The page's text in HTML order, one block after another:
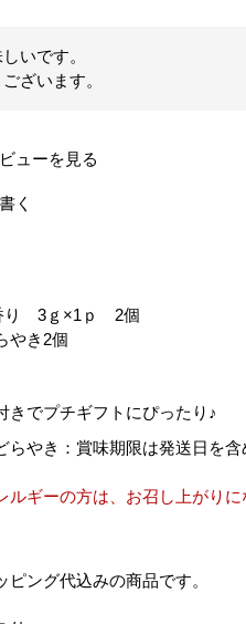
いです。
ざいます。
ューを見る
く
り 3ｇ×1ｐ 2個
やき2個
きでプチギフトにぴったり♪
やき：賞味期限は発送日を含
ギーの方は、お召し上がりに
ング代込みの商品です。